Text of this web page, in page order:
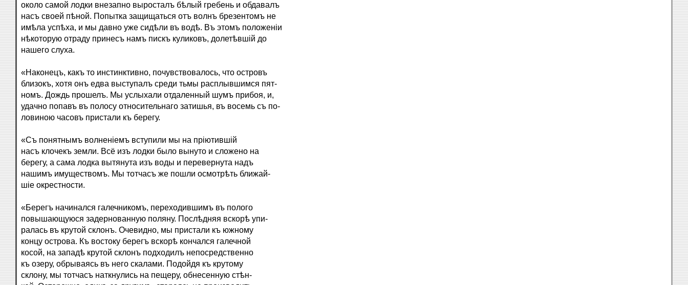
около самой лодки внезапно выросталъ бѣлый гребень и обдавалъ
насъ своей пѣной. Попытка защищаться отъ волнъ брезентомъ не
имѣла успѣха, и мы давно уже сидѣли въ водѣ. Въ этомъ положеніи
нѣкоторую отраду принесъ намъ пискъ куликовъ, долетѣвшій до
нашего слуха.
«Наконецъ, какъ то инстинктивно, почувствовалось, что островъ
близокъ, хотя онъ едва выступалъ среди тьмы расплывшимся пят-
номъ. Дождь прошелъ. Мы услыхали отдаленный шумъ прибоя, и,
удачно попавъ въ полосу относительнаго затишья, въ восемь съ по-
ловиною часовъ пристали къ берегу.
«Съ понятнымъ волненіемъ вступили мы на пріютившій
насъ клочекъ земли. Всё изъ лодки было вынуто и сложено на
берегу, а сама лодка вытянута изъ воды и перевернута надъ
нашимъ имуществомъ. Мы тотчасъ же пошли осмотрѣть ближай-
шіе окрестности.
«Берегъ начинался галечникомъ, переходившимъ въ полого
повышающуюся задернованную поляну. Послѣдняя вскорѣ упи-
ралась въ крутой склонъ. Очевидно, мы пристали къ южному
концу острова. Къ востоку берегъ вскорѣ кончался галечной
косой, на западѣ крутой склонъ подходилъ непосредственно
къ озеру, обрываясь въ него скалами. Подойдя къ крутому
склону, мы тотчасъ наткнулись на пещеру, обнесенную стѣн-